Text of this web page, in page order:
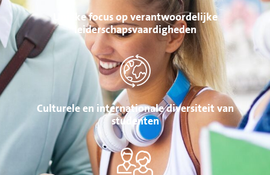
Unieke focus op verantwoordelijke
leiderschapsvaardigheden
Culturele en internationale diversiteit van
studenten